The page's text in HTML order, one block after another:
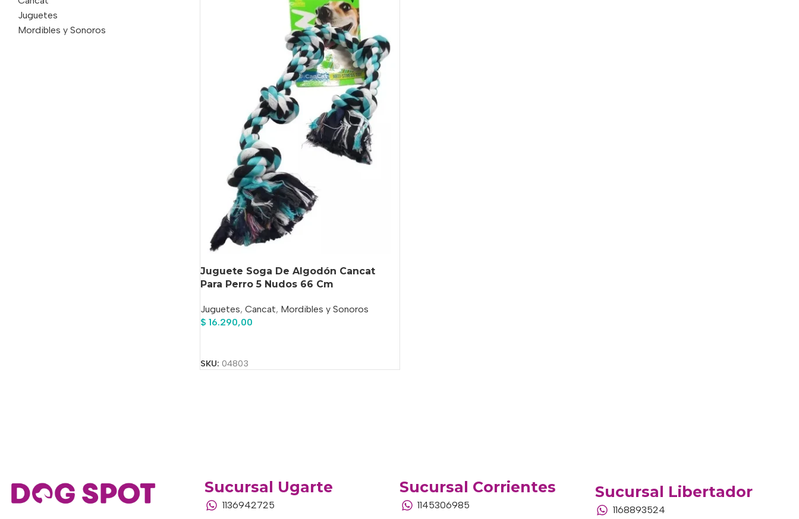
Juguetes
Mordibles y Sonoros
Juguete Soga De Algodón Cancat
Para Perro 5 Nudos 66 Cm
Juguetes, Cancat, Mordibles y Sonoros
$ 16.290,00
SKU: 04803
Sucursal Ugarte
1136942725
Sucursal Corrientes
1145306985
Sucursal Libertador
1168893524